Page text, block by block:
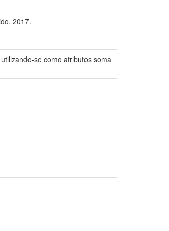
2017.
se como atributos soma